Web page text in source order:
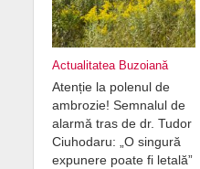
Actualitatea Buzoiană
Atenție la polenul de
ambrozie! Semnalul de
alarmă tras de dr. Tudor
Ciuhodaru: „O singură
expunere poate fi letală”